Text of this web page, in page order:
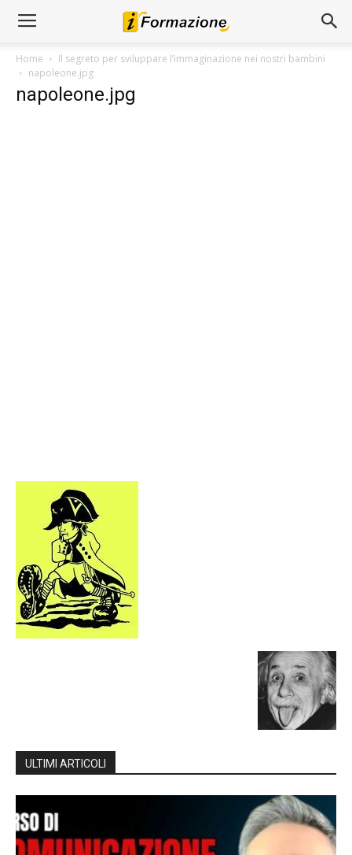
Home
Il segreto per sviluppare l’immaginazione nei nostri bambini
napoleone.jpg
napoleone.jpg
ULTIMI ARTICOLI